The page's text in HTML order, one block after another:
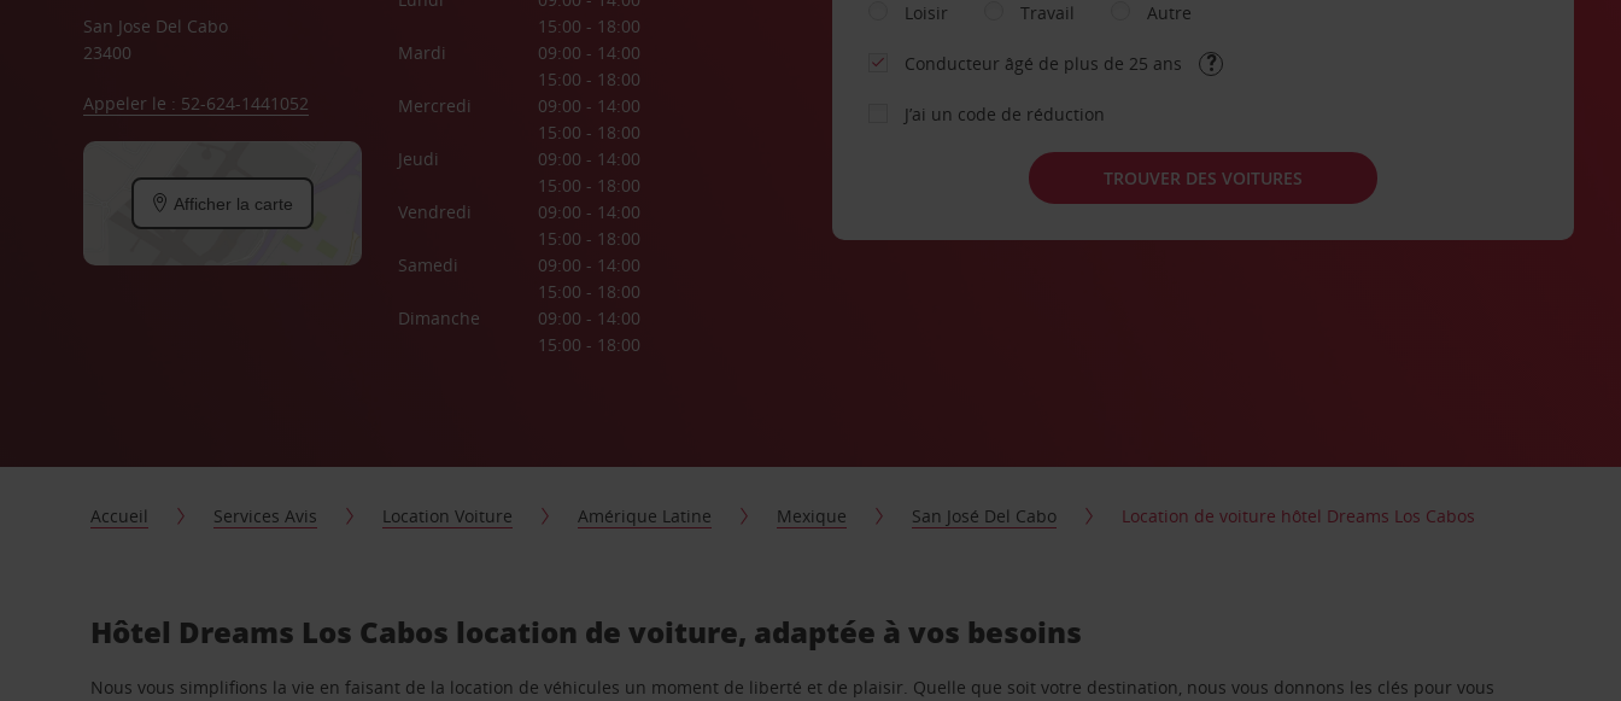
San Jose Del Cabo
23400
Appeler le : 52-624-1441052
Afficher la carte
15:00 - 18:00
Mardi
09:00 - 14:00
15:00 - 18:00
Mercredi
09:00 - 14:00
15:00 - 18:00
Jeudi
09:00 - 14:00
15:00 - 18:00
Vendredi
09:00 - 14:00
15:00 - 18:00
Samedi
09:00 - 14:00
15:00 - 18:00
Dimanche
09:00 - 14:00
15:00 - 18:00
Loisir
Travail Autre
Conducteur âgé de plus de 25 ans
J’ai un code de réduction
TROUVER DES VOITURES
Accueil Services Avis Location Voiture Amérique Latine Mexique San José Del Cabo Location de voiture hôtel Dreams Los Cabos
Hôtel Dreams Los Cabos location de voiture, adaptée à vos besoins
Nous vous simplifions la vie en faisant de la location de véhicules un moment de liberté et de plaisir. Quelle que soit votre destination, nous vous donnons les clés pour vous